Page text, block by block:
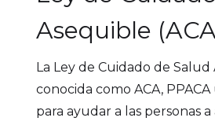
Asequible
La Ley de Cuidado de
conocida como ACA,
para ayudar a las personas